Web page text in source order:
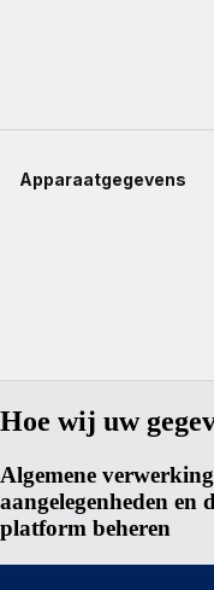
Apparaatgegevens
Hoe wij uw
Algemene
aangelegenheden en
platform beheren